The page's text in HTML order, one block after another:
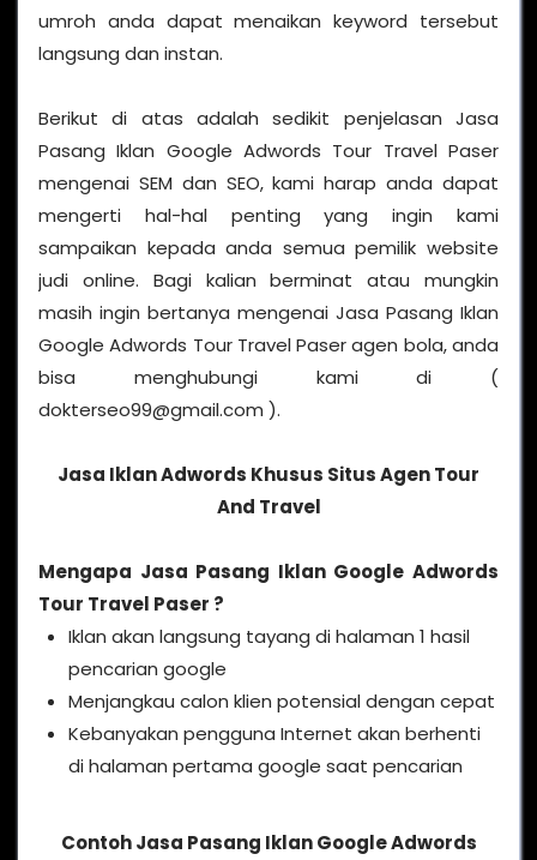
umroh anda dapat menaikan keyword tersebut
langsung dan instan.
Berikut di atas adalah sedikit penjelasan Jasa
Pasang Iklan Google Adwords Tour Travel Paser
mengenai SEM dan SEO, kami harap anda dapat
mengerti hal-hal penting yang ingin kami
sampaikan kepada anda semua pemilik website
judi online. Bagi kalian berminat atau mungkin
masih ingin bertanya mengenai Jasa Pasang Iklan
Google Adwords Tour Travel Paser agen bola, anda
bisa menghubungi kami di (
dokterseo99@gmail.com ).
Jasa Iklan Adwords Khusus Situs Agen Tour
And Travel
Mengapa Jasa Pasang Iklan Google Adwords
Tour Travel Paser ?
Iklan akan langsung tayang di halaman 1 hasil
pencarian google
Menjangkau calon klien potensial dengan cepat
Kebanyakan pengguna Internet akan berhenti
di halaman pertama google saat pencarian
Contoh Jasa Pasang Iklan Google Adwords